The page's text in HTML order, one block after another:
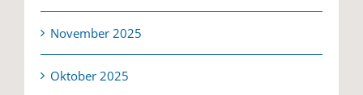
November 2025
Oktober 2025